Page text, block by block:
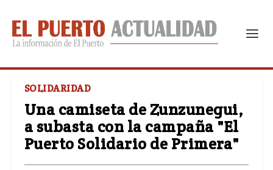
SOLIDARIDAD
Una camiseta de Zunzunegui,
a subasta con la campaña "El
Puerto Solidario de Primera"